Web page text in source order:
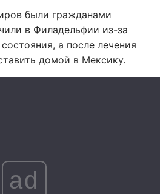
были гражданами
в Филадельфии из-за
а после лечения
домой в Мексику.
ad